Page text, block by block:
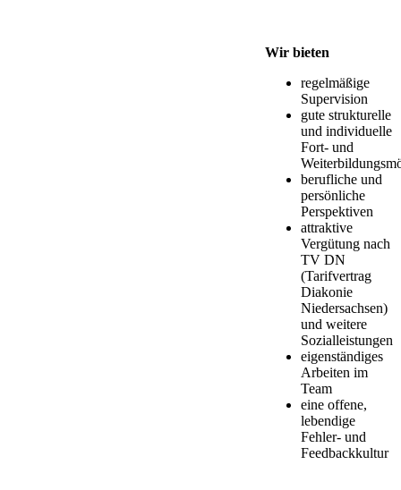
Wir bieten
regelmäßige
Supervision
gute strukturelle
und individuelle
Fort- und
berufliche und
persönliche
Perspektiven
attraktive
Vergütung nach
TV DN
(Tarifvertrag
Diakonie
Niedersachsen)
und weitere
Sozialleistungen
eigenständiges
Arbeiten im
Team
eine offene,
lebendige
Fehler- und
Feedbackkultur